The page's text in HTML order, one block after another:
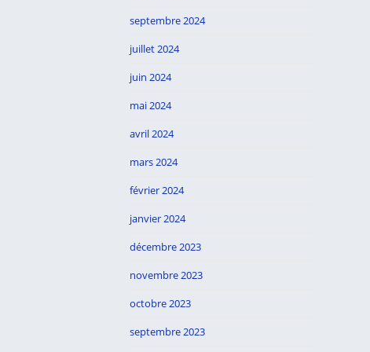
septembre 2024
juillet 2024
juin 2024
mai 2024
avril 2024
mars 2024
février 2024
janvier 2024
décembre 2023
novembre 2023
octobre 2023
septembre 2023